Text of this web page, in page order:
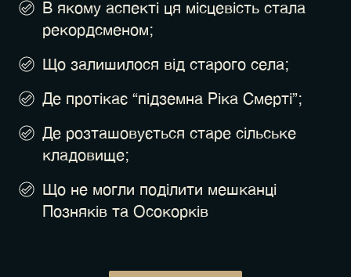
В якому аспекті ця місцевість стала
рекордсменом;
Що залишилося від старого села;
Де протікає “підземна Ріка Смерті”;
Де розташовується старе сільське
кладовище;
Що не могли поділити мешканці
Позняків та Осокорків